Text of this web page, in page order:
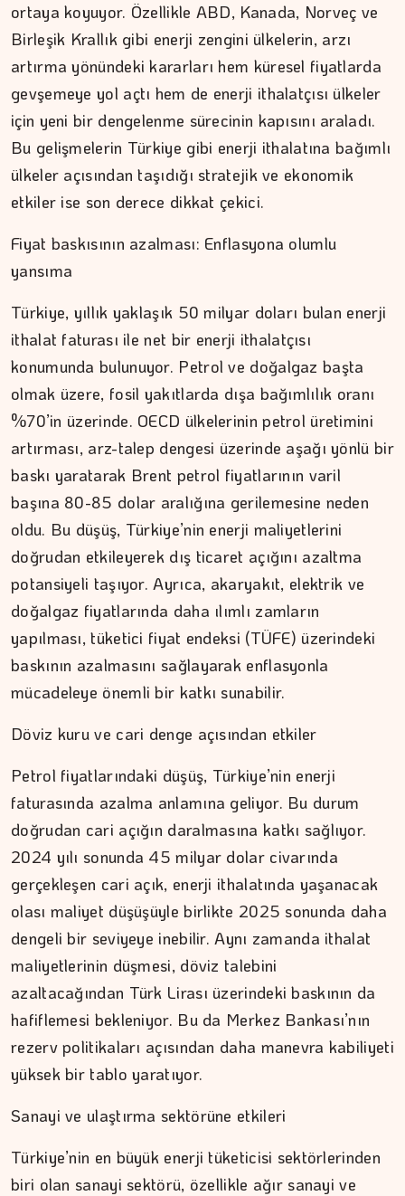
ortaya koyuyor. Özellikle ABD, Kanada, Norveç ve
Birleşik Krallık gibi enerji zengini ülkelerin, arzı
artırma yönündeki kararları hem küresel fiyatlarda
gevşemeye yol açtı hem de enerji ithalatçısı ülkeler
için yeni bir dengelenme sürecinin kapısını araladı.
Bu gelişmelerin Türkiye gibi enerji ithalatına bağımlı
ülkeler açısından taşıdığı stratejik ve ekonomik
etkiler ise son derece dikkat çekici.
Fiyat baskısının azalması: Enflasyona olumlu
yansıma
Türkiye, yıllık yaklaşık 50 milyar doları bulan enerji
ithalat faturası ile net bir enerji ithalatçısı
konumunda bulunuyor. Petrol ve doğalgaz başta
olmak üzere, fosil yakıtlarda dışa bağımlılık oranı
%70’in üzerinde. OECD ülkelerinin petrol üretimini
artırması, arz-talep dengesi üzerinde aşağı yönlü bir
baskı yaratarak Brent petrol fiyatlarının varil
başına 80-85 dolar aralığına gerilemesine neden
oldu. Bu düşüş, Türkiye’nin enerji maliyetlerini
doğrudan etkileyerek dış ticaret açığını azaltma
potansiyeli taşıyor. Ayrıca, akaryakıt, elektrik ve
doğalgaz fiyatlarında daha ılımlı zamların
yapılması, tüketici fiyat endeksi (TÜFE) üzerindeki
baskının azalmasını sağlayarak enflasyonla
mücadeleye önemli bir katkı sunabilir.
Döviz kuru ve cari denge açısından etkiler
Petrol fiyatlarındaki düşüş, Türkiye’nin enerji
faturasında azalma anlamına geliyor. Bu durum
doğrudan cari açığın daralmasına katkı sağlıyor.
2024 yılı sonunda 45 milyar dolar civarında
gerçekleşen cari açık, enerji ithalatında yaşanacak
olası maliyet düşüşüyle birlikte 2025 sonunda daha
dengeli bir seviyeye inebilir. Aynı zamanda ithalat
maliyetlerinin düşmesi, döviz talebini
azaltacağından Türk Lirası üzerindeki baskının da
hafiflemesi bekleniyor. Bu da Merkez Bankası’nın
rezerv politikaları açısından daha manevra kabiliyeti
yüksek bir tablo yaratıyor.
Sanayi ve ulaştırma sektörüne etkileri
Türkiye’nin en büyük enerji tüketicisi sektörlerinden
biri olan sanayi sektörü, özellikle ağır sanayi ve
Cebimiz, yalnızca cebimizi…
DR. TANER EKİNCİ
Nefes, agni ve içsel denge
Ahlat'tan Nemrut Krateri'ne